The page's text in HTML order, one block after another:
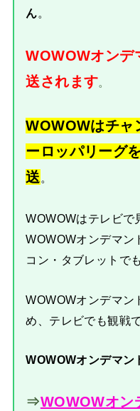
ん。
WOWOWオンデ
送されます
WOWOWはチャ
ーロッパリーグ
送 。
WOWOWはテレビで
WOWOWオンデマン
コン・タブレットで
WOWOWオンデマン
め、テレビでも観戦
WOWOWオンデマン
⇒WOWOWオン